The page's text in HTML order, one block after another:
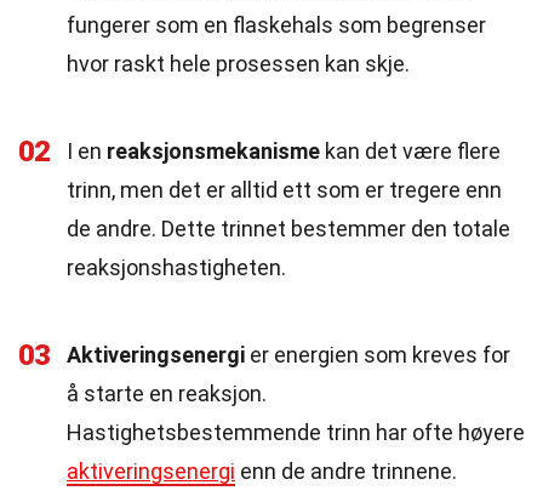
fungerer som en flaskehals som begrenser
hvor raskt hele prosessen kan skje.
02 I en reaksjonsmekanisme kan det være flere
trinn, men det er alltid ett som er tregere enn
de andre. Dette trinnet bestemmer den totale
reaksjonshastigheten.
03 Aktiveringsenergi er energien som kreves for
å starte en reaksjon.
Hastighetsbestemmende trinn har ofte høyere
aktiveringsenergi enn de andre trinnene.